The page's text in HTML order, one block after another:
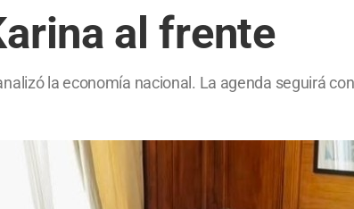
al frente
la economía nacional. La agenda seguirá